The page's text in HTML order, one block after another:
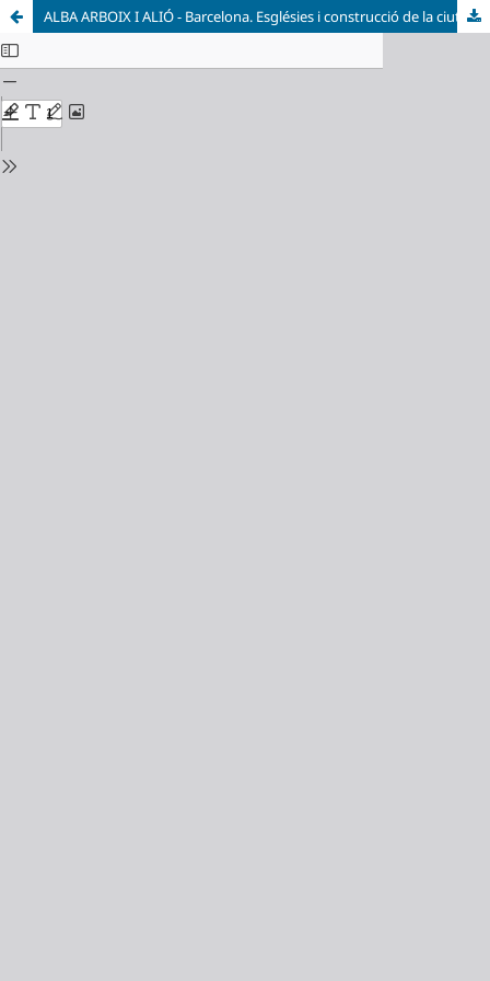
ALBA ARBOIX I ALIÓ - Barcelona. Esglésies i construcció de la ciutat